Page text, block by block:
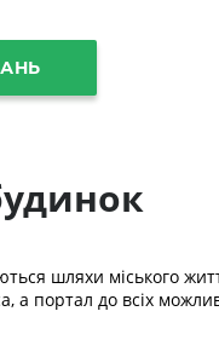
шляхи міського
а портал до всіх